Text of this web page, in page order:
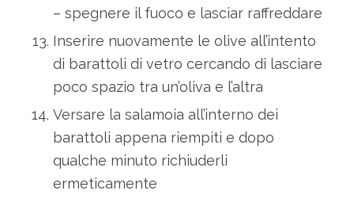
– spegnere il fuoco e lasciar raffreddare
Inserire nuovamente le olive all’intento
di barattoli di vetro cercando di lasciare
poco spazio tra un’oliva e l’altra
Versare la salamoia all’interno dei
barattoli appena riempiti e dopo
qualche minuto richiuderli
ermeticamente